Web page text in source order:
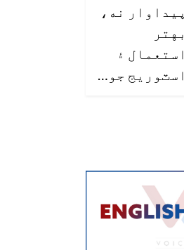
پيداوار نه،
بهتر
استعمال ۽
اسٽوريج جو…